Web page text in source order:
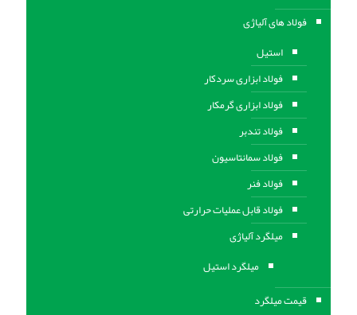
فولاد های آلیاژی
استیل
فولاد ابزاری سردکار
فولاد ابزاری گرمکار
فولاد تندبر
فولاد سمانتاسیون
فولاد فنر
فولاد قابل عملیات حرارتی
ميلگرد آلیاژی
میلگرد استیل
قیمت میلگرد